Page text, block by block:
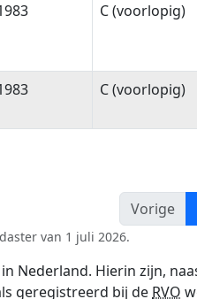
C (voorlopig)
C (voorlopig)
Vorige
van 1 juli 2026.
Nederland. Hierin zijn,
geregistreerd bij de RVO